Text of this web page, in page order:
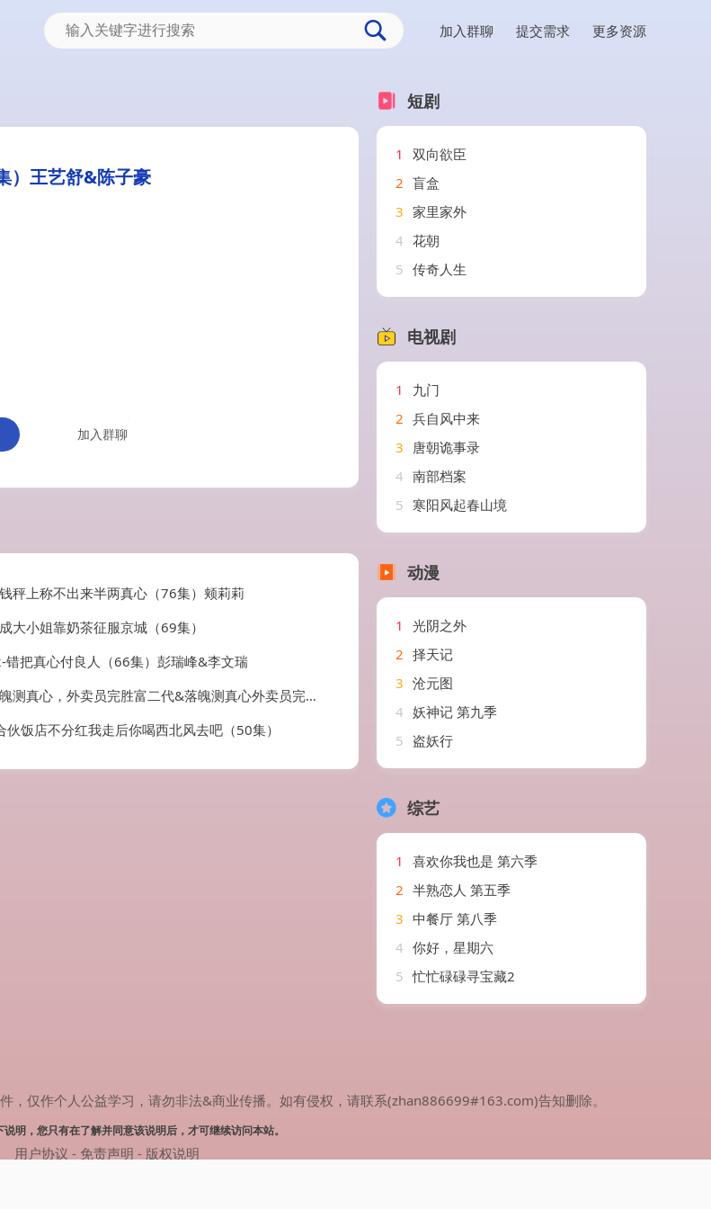
加入群聊 提交需求 更多资源
）王艺舒&陈子豪
加入群聊
秤上称不出来半两真心（76集）颊莉莉
大小姐靠奶茶征服京城（69集）
错把真心付良人（66集）彭瑞峰&李文瑞
测真心，外卖员完胜富二代&落魄测真心外卖员完胜富二代（41集）AI短剧
伙饭店不分红我走后你喝西北风去吧（50集）
短剧
1
双向欲臣
2 盲盒
3 家里家外
4 花朝
5 传奇人生
电视剧
1
九门
2 兵自风中来
3 唐朝诡事录
4 南部档案
5 寒阳风起春山境
动漫
1
光阴之外
2 择天记
3 沧元图
4 妖神记 第九季
5 盗妖行
综艺
1
喜欢你我也是 第六季
2 半熟恋人 第五季
3 中餐厅 第八季
4 你好，星期六
5 忙忙碌碌寻宝藏2
，仅作个人公益学习，请勿非法&商业传播。如有侵权，请联系(zhan886699#163.com)告知删除。
明，您只有在了解并同意该说明后，才可继续访问本站。
用户协议 - 免责声明 - 版权说明